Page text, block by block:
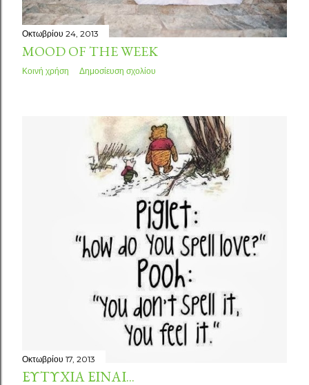
Οκτωβρίου 24, 2013
MOOD OF THE WEEK
Κοινή χρήση Δημοσίευση σχολίου
Οκτωβρίου 17, 2013
ΕΥΤΥΧΊΑ ΕΊΝΑΙ...